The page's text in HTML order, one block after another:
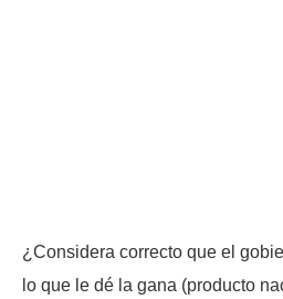
¿Considera correcto que el
lo que le dé la gana (producto